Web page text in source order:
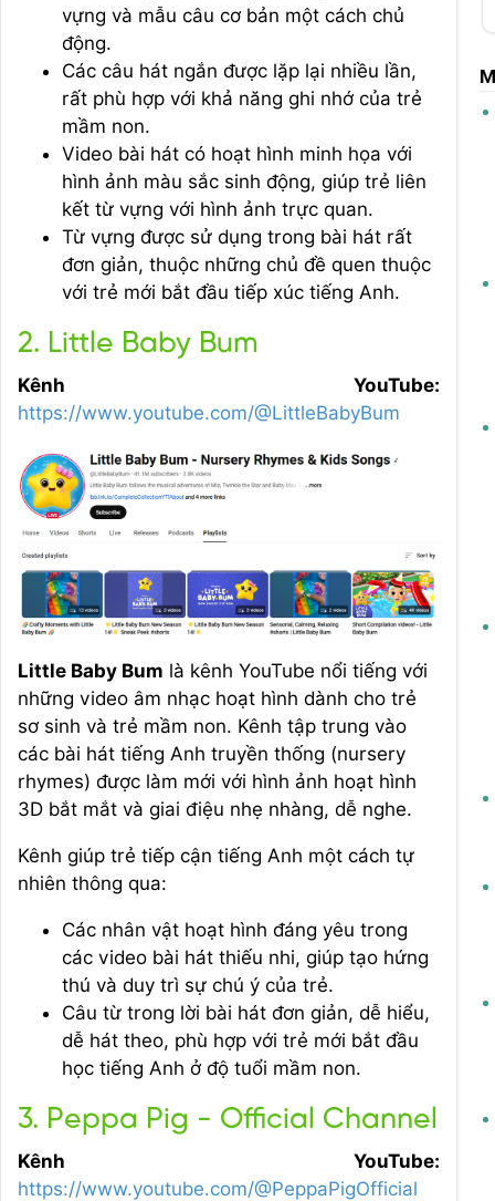
vựng và mẫu câu cơ bản một cách chủ
động.
Các câu hát ngắn được lặp lại nhiều lần,
rất phù hợp với khả năng ghi nhớ của trẻ
mầm non.
Video bài hát có hoạt hình minh họa với
hình ảnh màu sắc sinh động, giúp trẻ liên
kết từ vựng với hình ảnh trực quan.
Từ vựng được sử dụng trong bài hát rất
đơn giản, thuộc những chủ đề quen thuộc
với trẻ mới bắt đầu tiếp xúc tiếng Anh.
2. Little Baby Bum
Kênh YouTube:
https://www.youtube.com/@LittleBabyBum
Little Baby Bum là kênh YouTube nổi tiếng với
những video âm nhạc hoạt hình dành cho trẻ
sơ sinh và trẻ mầm non. Kênh tập trung vào
các bài hát tiếng Anh truyền thống (nursery
rhymes) được làm mới với hình ảnh hoạt hình
3D bắt mắt và giai điệu nhẹ nhàng, dễ nghe.
Kênh giúp trẻ tiếp cận tiếng Anh một cách tự
nhiên thông qua:
Các nhân vật hoạt hình đáng yêu trong
các video bài hát thiếu nhi, giúp tạo hứng
thú và duy trì sự chú ý của trẻ.
Câu từ trong lời bài hát đơn giản, dễ hiểu,
dễ hát theo, phù hợp với trẻ mới bắt đầu
học tiếng Anh ở độ tuổi mầm non.
3. Peppa Pig - Official Channel
Kênh YouTube:
https://www.youtube.com/@PeppaPigOfficial